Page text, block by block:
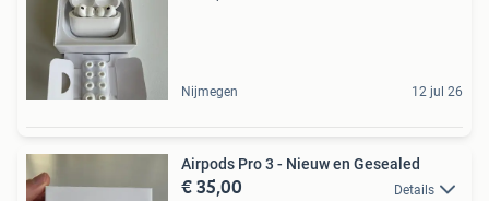
Nijmegen 12 jul 26
Airpods Pro 3 - Nieuw en Gesealed
€ 35,00 Details